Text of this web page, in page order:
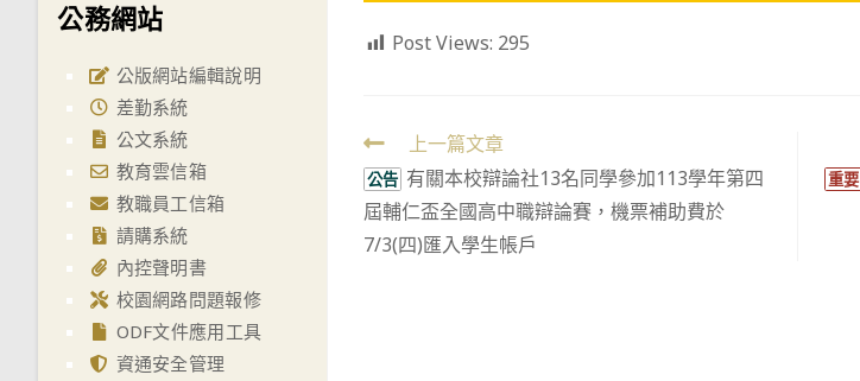
Post Views: 295
Read
more
articles
上一篇文章
公告 有關本校辯論社13名同學參加113學年第四
屆輔仁盃全國高中職辯論賽，機票補助費於
7/3(四)匯入學生帳戶
重要
公務網站
公版網站編輯說明
差勤系統
公文系統
教育雲信箱
教職員工信箱
請購系統
內控聲明書
校園網路問題報修
ODF文件應用工具
資通安全管理